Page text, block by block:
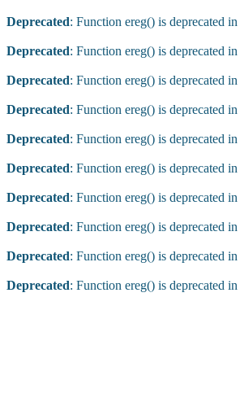
Deprecated: Function ereg() is deprecated in
Deprecated: Function ereg() is deprecated in
Deprecated: Function ereg() is deprecated in
Deprecated: Function ereg() is deprecated in
Deprecated: Function ereg() is deprecated in
Deprecated: Function ereg() is deprecated in
Deprecated: Function ereg() is deprecated in
Deprecated: Function ereg() is deprecated in
Deprecated: Function ereg() is deprecated in
Deprecated: Function ereg() is deprecated in